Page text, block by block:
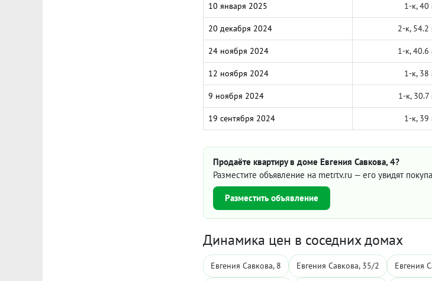
10 января 2025 1-к, 40
20 декабря 2024 2-к, 54.2
24 ноября 2024 1-к, 40.6
12 ноября 2024 1-к, 38
9 ноября 2024 1-к, 30.7
19 сентября 2024 1-к, 39
Продаёте квартиру в доме Евгения Савкова, 4?
Разместите объявление на metrtv.ru — его увидят
Разместить объявление
Динамика цен в соседних домах
Евгения Савкова, 8 Евгения Савкова, 35/2 Евгения